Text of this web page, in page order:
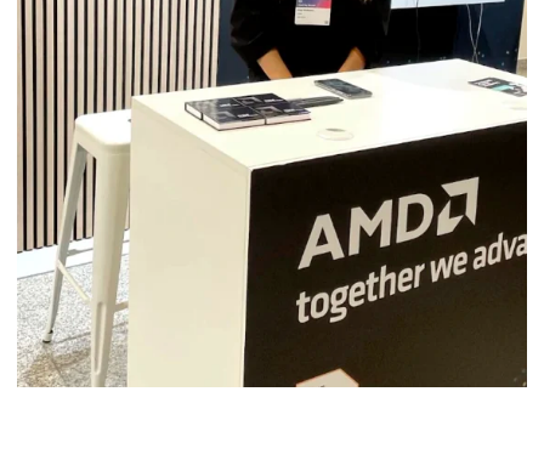
HOSTESSA AWS DAY WARSAW